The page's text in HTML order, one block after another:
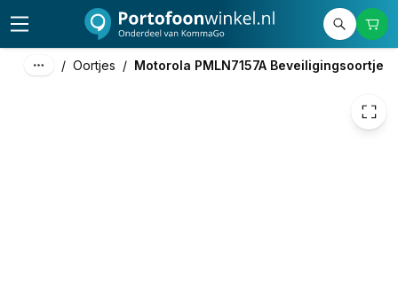
/ Oortjes / Motorola PMLN7157A Beveiligingsoortje
50,00 excl. btw
60,50 incl. btw